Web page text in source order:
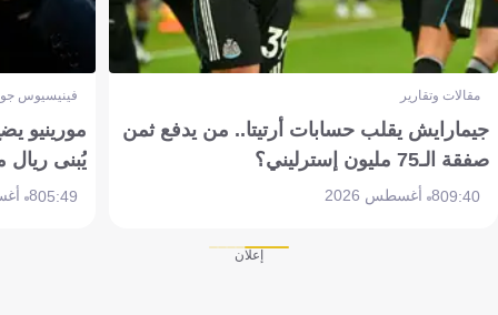
مقالات وتقارير
جيمارايش يقلب حسابات أرتيتا.. من يدفع ثمن
صفقة الـ75 مليون إسترليني؟
09:408 أغسطس 2026
فينيسيوس
مورينيو
يُبنى ريال
05:498 أغسطس 2026
إعلان